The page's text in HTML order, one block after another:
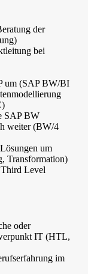
der
bei
um (SAP BW/BI
SAP BW
weiter (BW/4
um
Transformation)
Level
oder
IT (HTL,
im